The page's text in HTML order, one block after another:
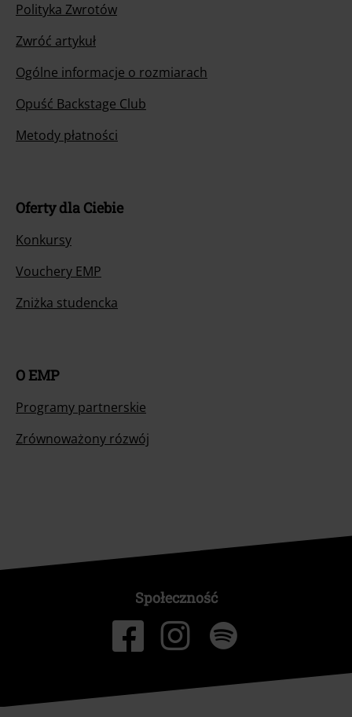
Polityka Zwrotów
Zwróć artykuł
Ogólne informacje o rozmiarach
Opuść Backstage Club
Metody płatności
Oferty dla Ciebie
Konkursy
Vouchery EMP
Zniżka studencka
O EMP
Programy partnerskie
Zrównoważony rózwój
Społeczność